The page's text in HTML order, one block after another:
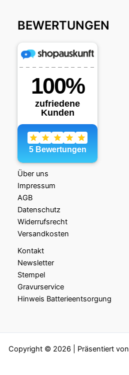
BEWERTUNGEN
Über uns
Impressum
AGB
Datenschutz
Widerrufsrecht
Versandkosten
Kontakt
Newsletter
Stempel
Gravurservice
Hinweis Batterieentsorgung
Copyright © 2026 | Präsentiert von